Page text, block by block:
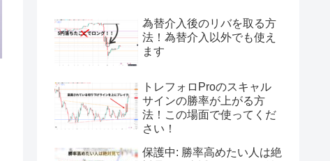
為替介入後のリバを取る方
法！為替介入以外でも使え
ます
トレフォロProのスキャル
サインの勝率が上がる方
法！この場面で使ってくだ
さい！
保護中: 勝率高めたい人は絶